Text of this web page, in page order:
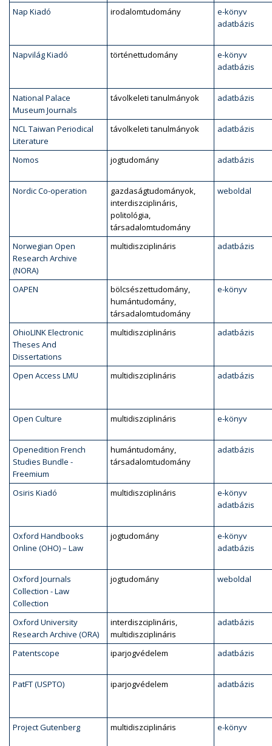
Nap Kiadó irodalomtudomány
e-könyv
adatbázis
Napvilág Kiadó történettudomány
e-könyv
adatbázis
National Palace
Museum Journals
távolkeleti tanulmányok adatbázis
NCL Taiwan Periodical
Literature
távolkeleti tanulmányok adatbázis
Nomos jogtudomány adatbázis
Nordic Co-operation
gazdaságtudományok,
interdiszciplináris,
politológia,
társadalomtudomány
weboldal
Norwegian Open
Research Archive
(NORA)
multidiszciplináris adatbázis
OAPEN
bölcsészettudomány,
humántudomány,
társadalomtudomány
e-könyv
OhioLINK Electronic
Theses And
Dissertations
multidiszciplináris adatbázis
Open Access LMU multidiszciplináris adatbázis
Open Culture multidiszciplináris e-könyv
Openedition French
Studies Bundle -
Freemium
humántudomány,
társadalomtudomány
adatbázis
Osiris Kiadó multidiszciplináris
e-könyv
adatbázis
Oxford Handbooks
Online (OHO) – Law
jogtudomány
e-könyv
adatbázis
Oxford Journals
Collection - Law
Collection
jogtudomány weboldal
Oxford University
Research Archive (ORA)
interdiszciplináris,
multidiszciplináris
adatbázis
Patentscope iparjogvédelem adatbázis
PatFT (USPTO) iparjogvédelem adatbázis
Project Gutenberg multidiszciplináris e-könyv